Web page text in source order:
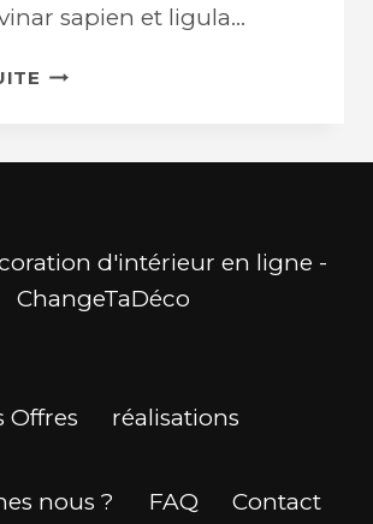
sapien et ligula…
CONSTRUCTION
d'intérieur en ligne -
ChangeTaDéco
Offres réalisations
nous ? FAQ Contact